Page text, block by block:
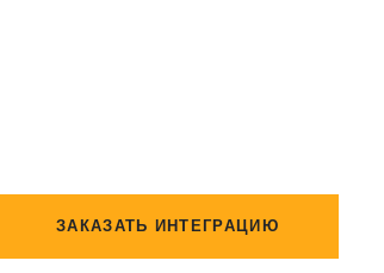
ЗАКАЗАТЬ ИНТЕГРАЦИЮ